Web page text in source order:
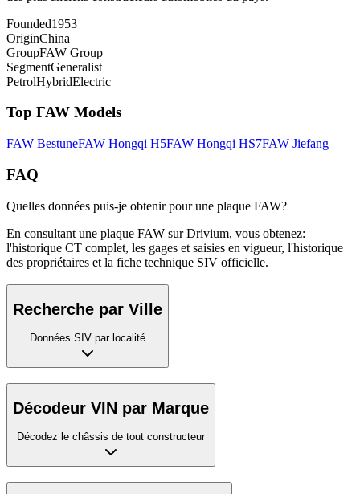
Founded1953
OriginChina
GroupFAW Group
SegmentGeneralist
PetrolHybridElectric
Top FAW Models
FAW BestuneFAW Hongqi H5FAW Hongqi HS7FAW Jiefang
FAQ
Quelles données puis-je obtenir pour une plaque FAW?
En consultant une plaque FAW sur Drivium, vous obtenez:
l'historique CT complet, les gages et saisies en vigueur, l'historique
des propriétaires et la fiche technique SIV officielle.
Recherche par Ville
Données SIV par localité
Décodeur VIN par Marque
Décodez le châssis de tout constructeur